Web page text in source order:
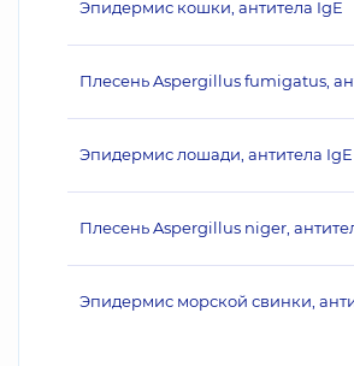
Эпидермис кошки, антитела IgE
Плесень Aspergillus fumigatus,
Эпидермис лошади, антитела IgE
Плесень Aspergillus niger,
Эпидермис морской свинки,